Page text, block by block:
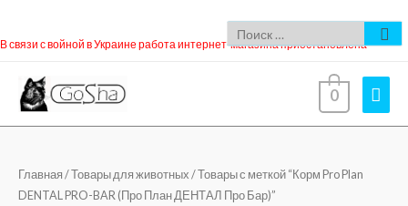
В связи с войной в Украине работа интернет-магазина приостановлена
0
Главная /Товары для животных / Товары с меткой “Корм Pro Plan
DENTAL PRO-BAR (Про План ДЕНТАЛ Про Бар)”